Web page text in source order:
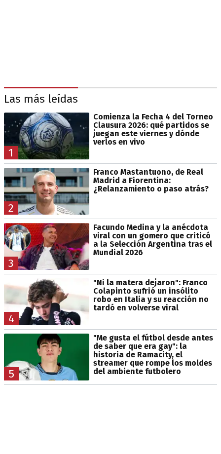
Las más leídas
1
Comienza la Fecha 4 del Torneo
Clausura 2026: qué partidos se
juegan este viernes y dónde
verlos en vivo
2
Franco Mastantuono, de Real
Madrid a Fiorentina:
¿Relanzamiento o paso atrás?
3
Facundo Medina y la anécdota
viral con un gomero que criticó
a la Selección Argentina tras el
Mundial 2026
4
"Ni la matera dejaron": Franco
Colapinto sufrió un insólito
robo en Italia y su reacción no
tardó en volverse viral
5
"Me gusta el fútbol desde antes
de saber que era gay": la
historia de Ramacity, el
streamer que rompe los moldes
del ambiente futbolero